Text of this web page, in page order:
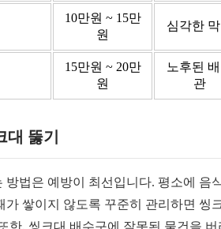
10만원 ~ 15만
원
심각한
15만원 ~ 20만
원
노후된
관
뚫기
방법은 예방이 최선입니다. 평소에 음
가 쌓이지 않도록 꾸준히 관리하면 씽